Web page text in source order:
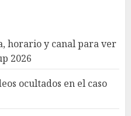
horario y canal para ver
2026
ocultados en el caso
despide al gobierno
de Gustavo Petro
y desafíos